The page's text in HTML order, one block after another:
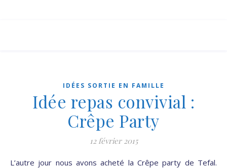
IDÉES SORTIE EN FAMILLE
Idée repas convivial :
Crêpe Party
12 février 2015
L’autre jour nous avons acheté la Crêpe party de Tefal.